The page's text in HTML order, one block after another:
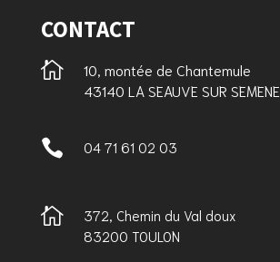
CONTACT

10, montée de Chantemule
43140 LA SEAUVE SUR SEMENE
 04 71 61 02 03

372, Chemin du Val doux
83200 TOULON